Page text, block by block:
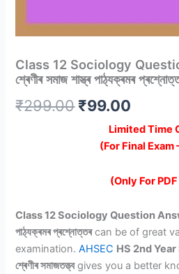
Class 12 Sociology
শ্ৰেণীৰ সমাজ শাস্ত্ৰ পাঠ্যক্ৰমৰ
₹299.00 Original
price
was:
₹299.00.
₹99.00
price
is:
Limited Time
(For Final Exam
(Only For
Class 12 Sociology Question Answer |
পাঠ্যক্ৰমৰ প্ৰশ্নোত্তৰcan be of great
examination.AHSEC HS 2nd
শ্ৰেণীৰ সমাজতত্ত্বgives you a better